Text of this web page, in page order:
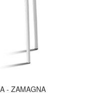
- ZAMAGNA